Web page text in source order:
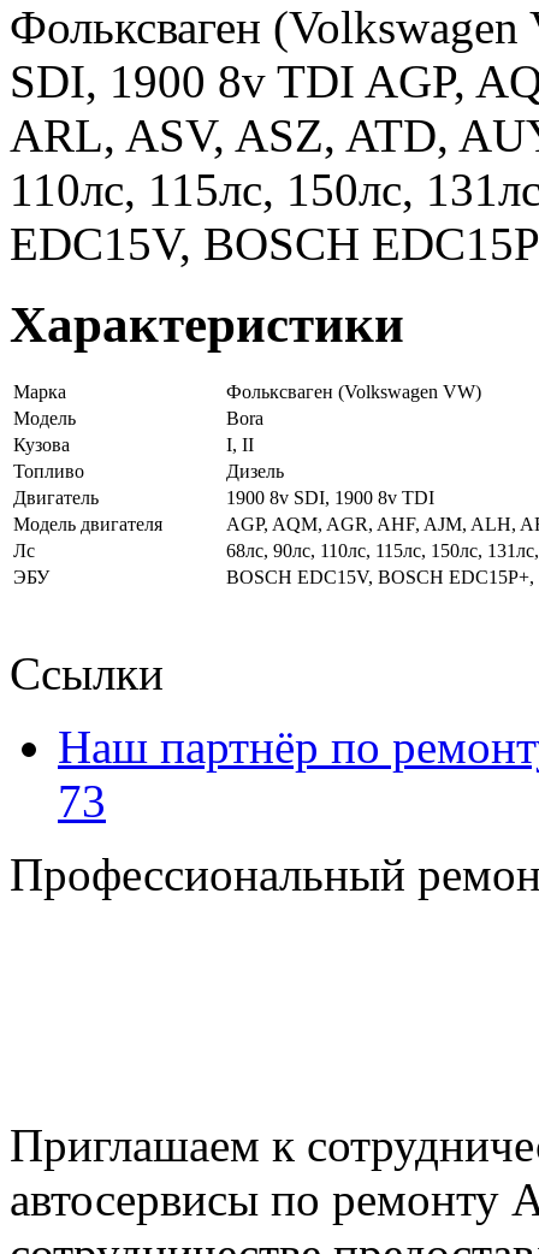
Фольксваген
SDI, 1900 8v TDI AGP,
ARL, ASV, ASZ, ATD,
110лс, 115лс, 150лс,
EDC15V, BOSCH
Характеристики
Марка
Фольксваген (Volkswagen VW)
Модель
Bora
Кузова
I, II
Топливо
Дизель
Двигатель
1900 8v SDI, 1900 8v TDI
Модель двигателя
AGP, AQM, AGR, AHF, AJM, ALH,
Лс
68лс, 90лс, 110лс, 115лс, 150лс,
ЭБУ
BOSCH EDC15V, BOSCH
Ссылки
Наш партнёр по
73
Профессиональный
Приглашаем к
автосервисы по